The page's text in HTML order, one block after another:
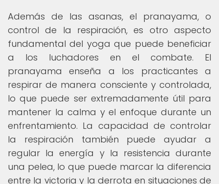
Además de las asanas, el pranayama, o
control de la respiración, es otro aspecto
fundamental del yoga que puede beneficiar
a los luchadores en el combate. El
pranayama enseña a los practicantes a
respirar de manera consciente y controlada,
lo que puede ser extremadamente útil para
mantener la calma y el enfoque durante un
enfrentamiento. La capacidad de controlar
la respiración también puede ayudar a
regular la energía y la resistencia durante
una pelea, lo que puede marcar la diferencia
entre la victoria y la derrota en situaciones de